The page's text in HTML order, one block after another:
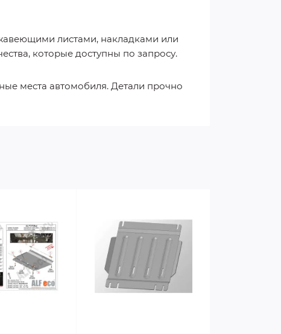
листами, накладками или
которые доступны по запросу.
места автомобиля. Детали прочно